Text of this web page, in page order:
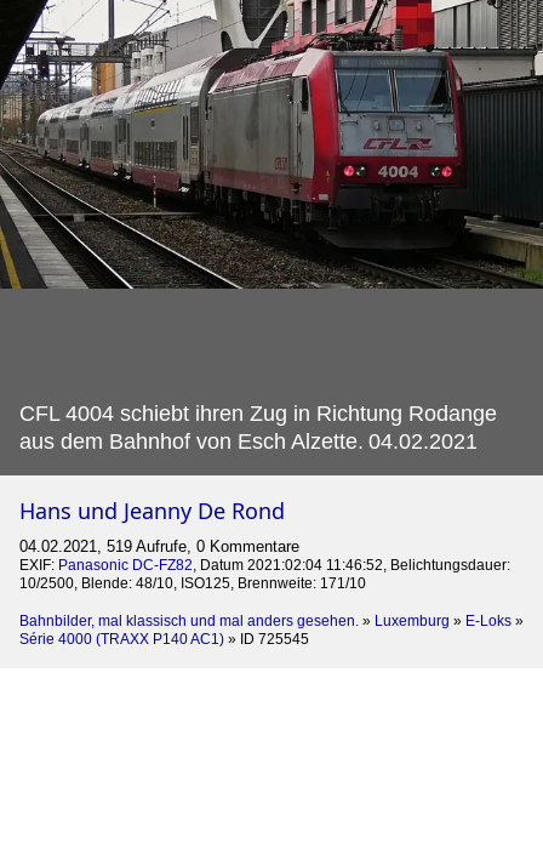
CFL 4004 schiebt ihren Zug in Richtung Rodange
aus dem Bahnhof von Esch Alzette. 04.02.2021
Hans und Jeanny De Rond
04.02.2021, 519 Aufrufe, 0 Kommentare
EXIF: Panasonic DC-FZ82, Datum 2021:02:04 11:46:52, Belichtungsdauer:
10/2500, Blende: 48/10, ISO125, Brennweite: 171/10
Bahnbilder, mal klassisch und mal anders gesehen. » Luxemburg » E-Loks »
Série 4000 (TRAXX P140 AC1) » ID 725545